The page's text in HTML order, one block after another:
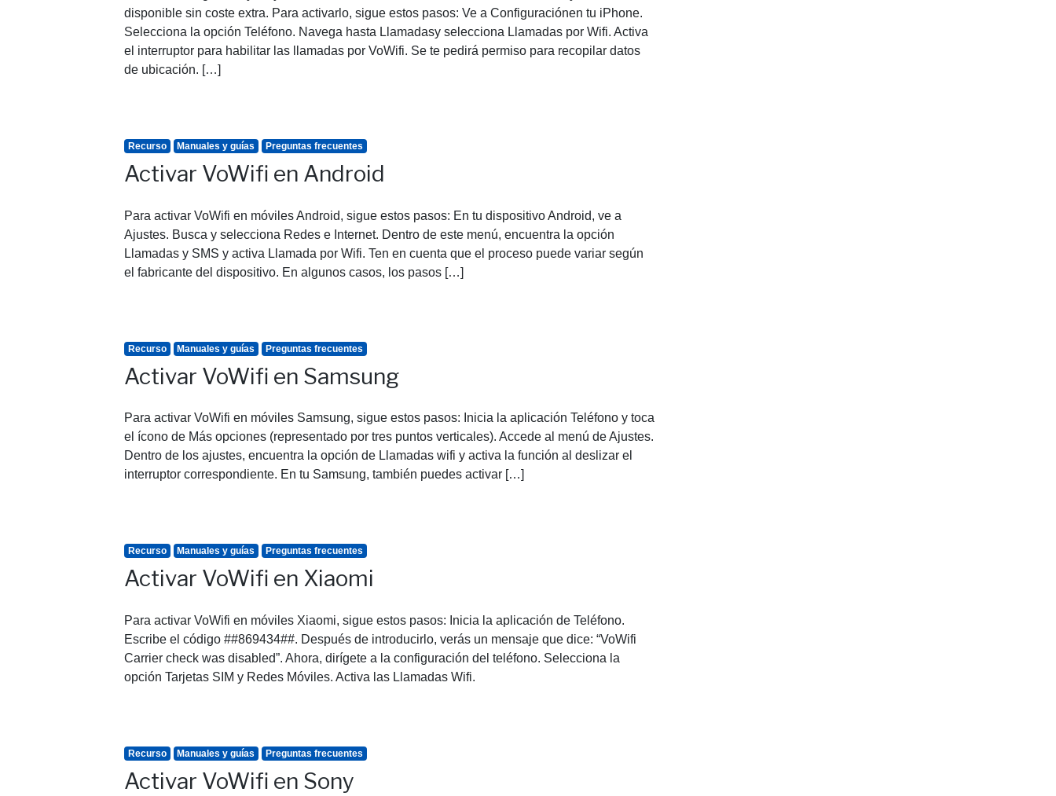
disponible sin coste extra. Para activarlo, sigue estos pasos: Ve a Configuraciónen tu iPhone.
Selecciona la opción Teléfono. Navega hasta Llamadasy selecciona Llamadas por Wifi. Activa
el interruptor para habilitar las llamadas por VoWifi. Se te pedirá permiso para recopilar datos
de ubicación. […]
Recurso Manuales y guías Preguntas frecuentes
Activar VoWifi en Android
Para activar VoWifi en móviles Android, sigue estos pasos: En tu dispositivo Android, ve a
Ajustes. Busca y selecciona Redes e Internet. Dentro de este menú, encuentra la opción
Llamadas y SMS y activa Llamada por Wifi. Ten en cuenta que el proceso puede variar según
el fabricante del dispositivo. En algunos casos, los pasos […]
Recurso Manuales y guías Preguntas frecuentes
Activar VoWifi en Samsung
Para activar VoWifi en móviles Samsung, sigue estos pasos: Inicia la aplicación Teléfono y toca
el ícono de Más opciones (representado por tres puntos verticales). Accede al menú de Ajustes.
Dentro de los ajustes, encuentra la opción de Llamadas wifi y activa la función al deslizar el
interruptor correspondiente. En tu Samsung, también puedes activar […]
Recurso Manuales y guías Preguntas frecuentes
Activar VoWifi en Xiaomi
Para activar VoWifi en móviles Xiaomi, sigue estos pasos: Inicia la aplicación de Teléfono.
Escribe el código ##869434##. Después de introducirlo, verás un mensaje que dice: “VoWifi
Carrier check was disabled”. Ahora, dirígete a la configuración del teléfono. Selecciona la
opción Tarjetas SIM y Redes Móviles. Activa las Llamadas Wifi.
Recurso Manuales y guías Preguntas frecuentes
Activar VoWifi en Sony